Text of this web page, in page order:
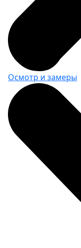
Осмотр и замеры